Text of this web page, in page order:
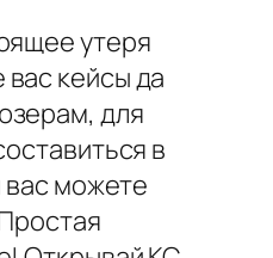
утеря
кейсы да
для
в
вас можете